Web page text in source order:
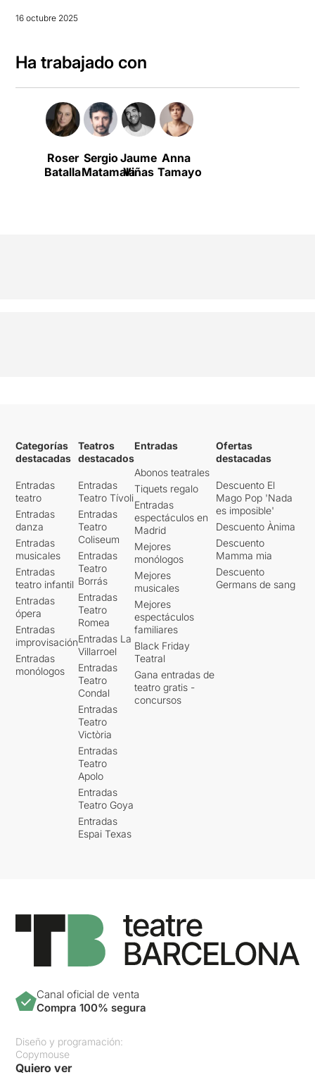
16 octubre 2025
Ha trabajado con
Roser
Batalla
Sergio
Matamala
Jaume
Viñas
Anna
Tamayo
Categorías
destacadas
Entradas
teatro
Entradas
danza
Entradas
musicales
Entradas
teatro infantil
Entradas
ópera
Entradas
improvisación
Entradas
monólogos
Teatros
destacados
Entradas
Teatro Tívoli
Entradas
Teatro
Coliseum
Entradas
Teatro
Borrás
Entradas
Teatro
Romea
Entradas La
Villarroel
Entradas
Teatro
Condal
Entradas
Teatro
Victòria
Entradas
Teatro
Apolo
Entradas
Teatro Goya
Entradas
Espai Texas
Entradas
Abonos teatrales
Tiquets regalo
Entradas
espectáculos en
Madrid
Mejores
monólogos
Mejores
musicales
Mejores
espectáculos
familiares
Black Friday
Teatral
Gana entradas de
teatro gratis -
concursos
Ofertas
destacadas
Descuento El
Mago Pop 'Nada
es imposible'
Descuento Ànima
Descuento
Mamma mia
Descuento
Germans de sang
Canal oficial de venta
Compra 100% segura
Diseño y programación:
Copymouse
Quiero ver